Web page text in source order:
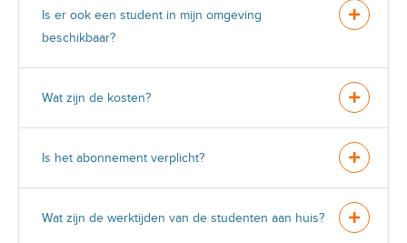
Is er ook een student in mijn omgeving
beschikbaar?
Wat zijn de kosten?
Is het abonnement verplicht?
Wat zijn de werktijden van de studenten aan huis?